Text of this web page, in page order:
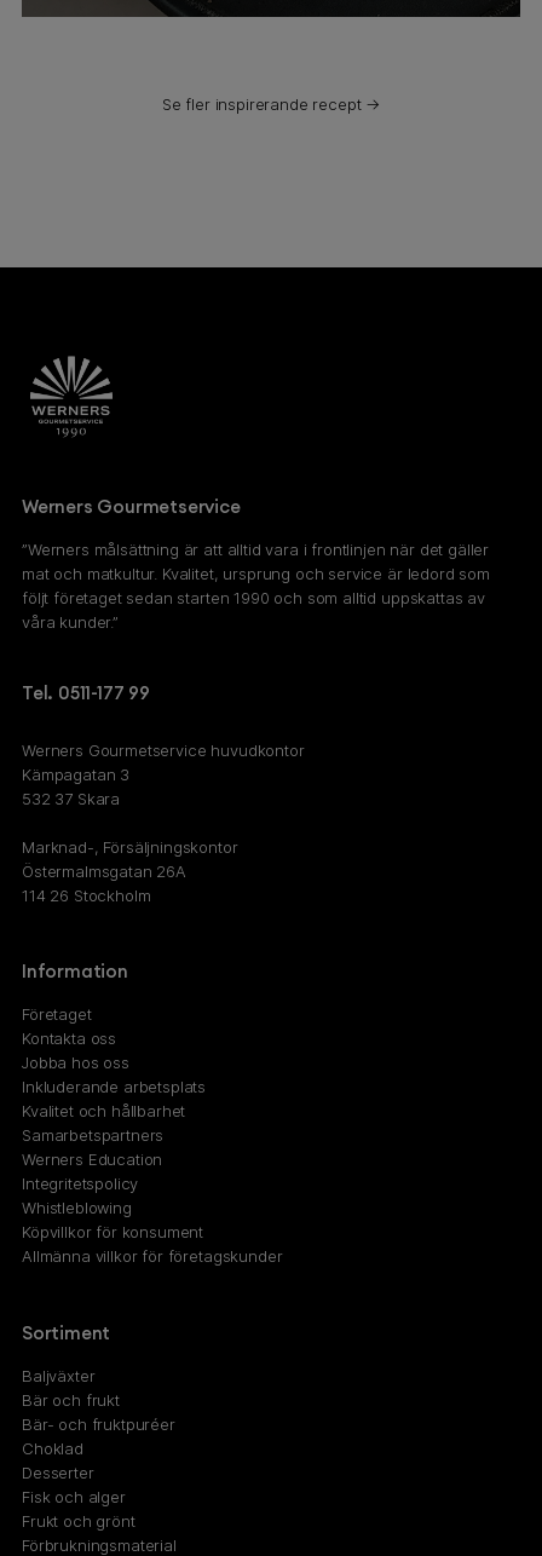
Se fler inspirerande recept →
Werners Gourmetservice
”Werners målsättning är att alltid vara i frontlinjen när det gäller
mat och matkultur. Kvalitet, ursprung och service är ledord som
följt företaget sedan starten 1990 och som alltid uppskattas av
våra kunder.”
Tel. 0511-177 99
Werners Gourmetservice huvudkontor
Kämpagatan 3
532 37 Skara
Marknad-, Försäljningskontor
Östermalmsgatan 26A
114 26 Stockholm
Information
Företaget
Kontakta oss
Jobba hos oss
Inkluderande arbetsplats
Kvalitet och hållbarhet
Samarbetspartners
Werners Education
Integritetspolicy
Whistleblowing
Köpvillkor för konsument
Allmänna villkor för företagskunder
Sortiment
Baljväxter
Bär och frukt
Bär- och fruktpuréer
Choklad
Desserter
Fisk och alger
Frukt och grönt
Förbrukningsmaterial